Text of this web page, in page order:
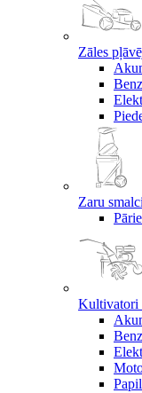
Zāles
Zaru
Kultivatori